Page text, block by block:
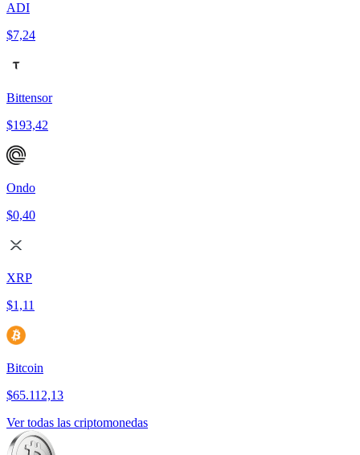
ADI
$7,24
Bittensor
$193,42
Ondo
$0,40
XRP
$1,11
Bitcoin
$65.112,13
Ver todas las criptomonedas